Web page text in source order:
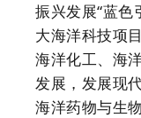
振兴发展“蓝
大海洋科技项
海洋化工、海
发展，发展现
海洋药物与生